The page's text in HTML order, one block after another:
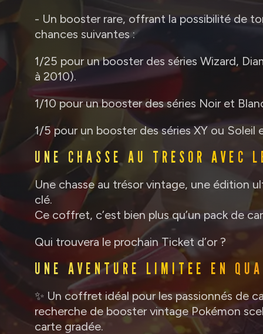
- Un booster rare, offrant la possibilité de
chances suivantes :
1/25 pour un booster des séries Wizard,
à 2010).
1/10 pour un booster des séries Noir et
1/5 pour un booster des séries XY ou Soleil
UNE CHASSE AU TRÉSOR AVEC
Une chasse au trésor vintage, une édition
clé.
Ce coffret, c’est bien plus qu’un pack de
Qui trouvera le prochain Ticket d’or ?
UNE AVENTURE LIMITÉE EN
✨ Un coffret idéal pour les passionnés de
recherche de booster vintage Pokémon
carte gradée.